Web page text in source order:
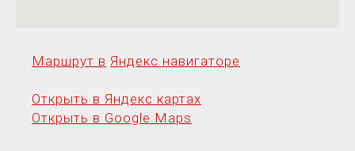
Маршрут в Яндекс навигаторе
Открыть в Яндекс картах
Открыть в Google Maps